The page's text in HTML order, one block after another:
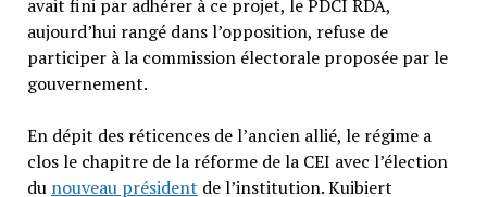
avait fini par adhérer à ce projet, le PDCI RDA,
aujourd’hui rangé dans l’opposition, refuse de
participer à la commission électorale proposée par le
gouvernement.
En dépit des réticences de l’ancien allié, le régime a
clos le chapitre de la réforme de la CEI avec l’élection
du nouveau président de l’institution. Kuibiert